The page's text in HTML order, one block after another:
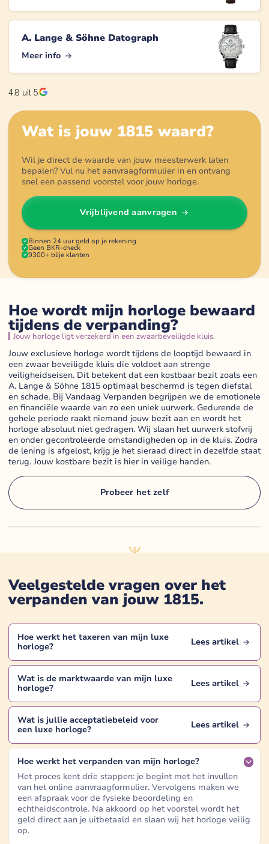
A. Lange & Söhne Datograph
Meer info
4.8 uit 5
Wat is jouw 1815 waard?
Wil je direct de waarde van jouw meesterwerk laten
bepalen? Vul nu het aanvraagformulier in en ontvang
snel een passend voorstel voor jouw horloge.
Vrijblijvend aanvragen
Binnen 24 uur geld op je rekening
Geen BKR-check
9300+ blije klanten
Hoe wordt mijn horloge bewaard
tijdens de verpanding?
Jouw horloge ligt verzekerd in een zwaarbeveiligde kluis.
Jouw exclusieve horloge wordt tijdens de looptijd bewaard in
een zwaar beveiligde kluis die voldoet aan strenge
veiligheidseisen. Dit betekent dat een kostbaar bezit zoals een
A. Lange & Söhne 1815 optimaal beschermd is tegen diefstal
en schade. Bij Vandaag Verpanden begrijpen we de emotionele
en financiële waarde van zo een uniek uurwerk. Gedurende de
gehele periode raakt niemand jouw bezit aan en wordt het
horloge absoluut niet gedragen. Wij slaan het uurwerk stofvrij
en onder gecontroleerde omstandigheden op in de kluis. Zodra
de lening is afgelost, krijg je het sieraad direct in dezelfde staat
terug. Jouw kostbare bezit is hier in veilige handen.
Probeer het zelf
Veelgestelde vragen over het
verpanden van jouw 1815.
Hoe werkt het taxeren van mijn luxe
horloge? Lees artikel
Wat is de marktwaarde van mijn luxe
horloge? Lees artikel
Wat is jullie acceptatiebeleid voor
een luxe horloge? Lees artikel
Hoe werkt het verpanden van mijn horloge?
Het proces kent drie stappen: je begint met het invullen
van het online aanvraagformulier. Vervolgens maken we
een afspraak voor de fysieke beoordeling en
echtheidscontrole. Na akkoord op het voorstel wordt het
geld direct aan je uitbetaald en slaan wij het horloge veilig
op.